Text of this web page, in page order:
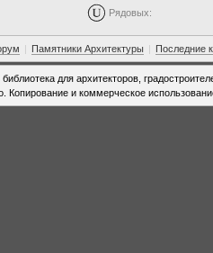
Рядовых:
| Памятники Архитектуры | Последние
для архитекторов,
Копирование и коммерческое